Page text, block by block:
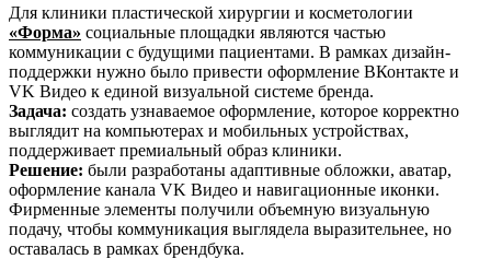
Для клиники пластической хирургии и косметологии
«Форма» социальные площадки являются частью
коммуникации с будущими пациентами. В рамках дизайн-
поддержки нужно было привести оформление ВКонтакте и
VK Видео к единой визуальной системе бренда.
Задача: создать узнаваемое оформление, которое корректно
выглядит на компьютерах и мобильных устройствах,
поддерживает премиальный образ клиники.
Решение: были разработаны адаптивные обложки, аватар,
оформление канала VK Видео и навигационные иконки.
Фирменные элементы получили объемную визуальную
подачу, чтобы коммуникация выглядела выразительнее, но
оставалась в рамках брендбука.